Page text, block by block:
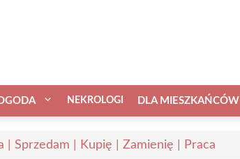
NEKROLOGI DLA MIESZKAŃCÓW
| Sprzedam | Kupię | Zamienię | Praca